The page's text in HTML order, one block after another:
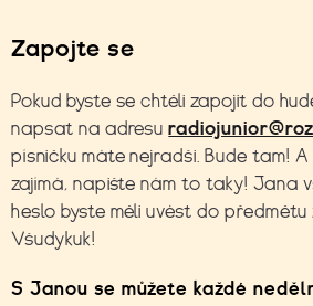
Zapojte se
Pokud byste se chtěli zapojit do
napsat na adresu
písničku máte nejradši. Bude tam!
zajímá, napište nám to taky! Jana
heslo byste měli uvést do
Všudykuk!
S Janou se můžete každé